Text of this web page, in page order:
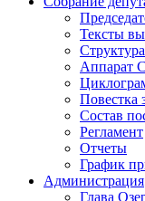
Тексты
Структура
Аппарат
Повестка
Состав
Регламент
Отчеты
График
Администрация
Глава